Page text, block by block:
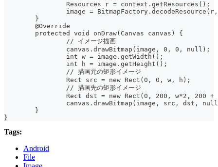
		Resources r = context.getResources();
image =
	}
	@Override
	protected void onDraw(Canvas canvas) {
		// イメージ描画
		canvas.drawBitmap(image, 0, 0, null);
		int w = image.getWidth();
		int h = image.getHeight();
		// 描画元の矩形イメージ
		Rect src = new Rect(0, 0, w, h);
		// 描画先の矩形イメージ
Rect dst = new Rect(0, 200, w*2, 200 +
canvas.drawBitmap(image, src, dst,
	}
}
Tags:
Android
File